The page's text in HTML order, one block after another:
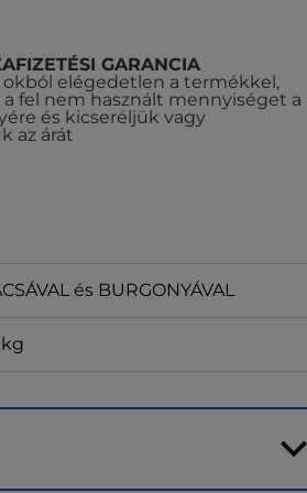
GARANCIA
okból elégedetlen a termékkel,
a fel nem használt mennyiséget a
és kicseréljük vagy
az árát
és BURGONYÁVAL
kg